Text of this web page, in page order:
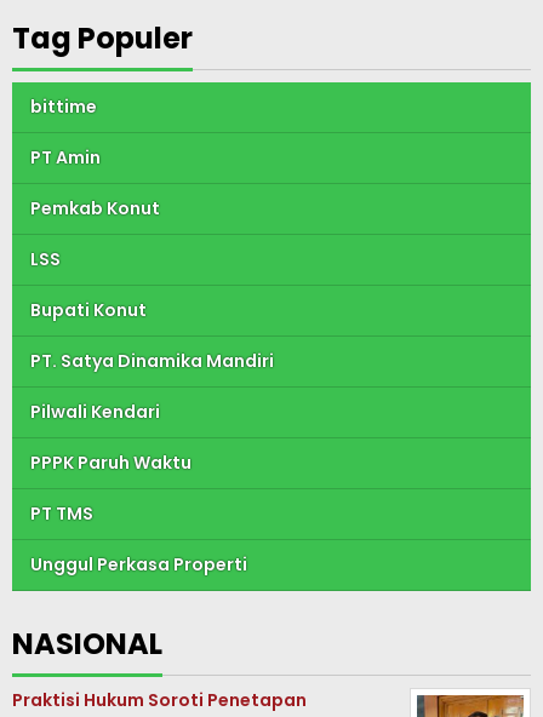
Tag Populer
bittime
PT Amin
Pemkab Konut
LSS
Bupati Konut
PT. Satya Dinamika Mandiri
Pilwali Kendari
PPPK Paruh Waktu
PT TMS
Unggul Perkasa Properti
NASIONAL
Praktisi Hukum Soroti Penetapan